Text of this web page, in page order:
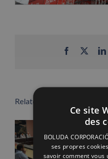
Facebook
Related Posts
Ce site
des
BOLUDA
ses propres
savoir comment vous